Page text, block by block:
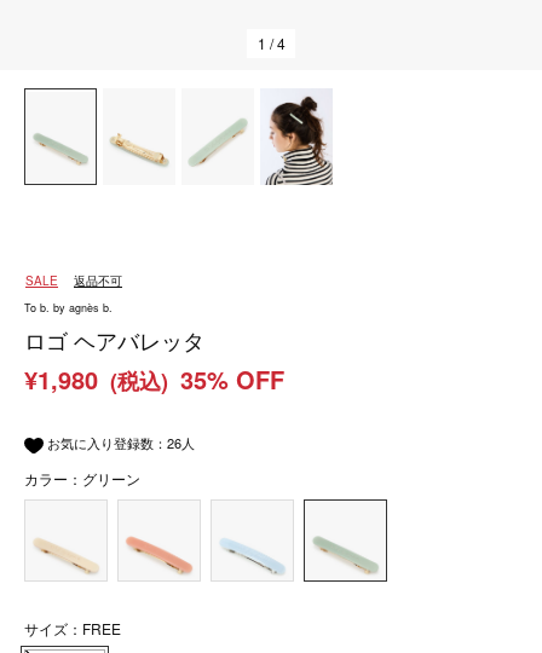
1 / 4
SALE 返品不可
To b. by agnès b.
ロゴ ヘアバレッタ
¥1,980 (税込) 35% OFF
お気に入り登録数： 26人
カラー：グリーン
サイズ：FREE